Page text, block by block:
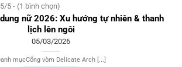
5/5 - (1 bình chọn)
nữ 2026: Xu hướng tự nhiên & thanh
lịch lên ngôi
05/03/2026
mụcCổng vòm Delicate Arch [...]